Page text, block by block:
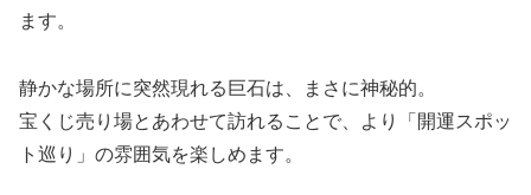
ます。
静かな場所に突然現れる巨石は、まさに神秘的。
宝くじ売り場とあわせて訪れることで、より「開運スポッ
ト巡り」の雰囲気を楽しめます。